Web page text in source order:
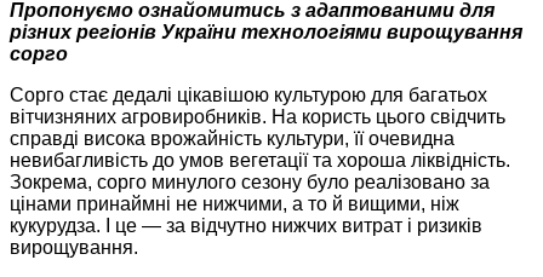
Пропонуємо ознайомитись з адаптованими для
різних регіонів України технологіями вирощування
сорго
Сорго стає дедалі цікавішою культурою для багатьох
вітчизняних агровиробників. На користь цього свідчить
справді висока врожайність культури, її очевидна
невибагливість до умов вегетації та хороша ліквідність.
Зокрема, сорго минулого сезону було реалізовано за
цінами принаймні не нижчими, а то й вищими, ніж
кукурудза. І це — за відчутно нижчих витрат і ризиків
вирощування.